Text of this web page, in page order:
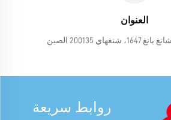
العنوان
روابط سريعة